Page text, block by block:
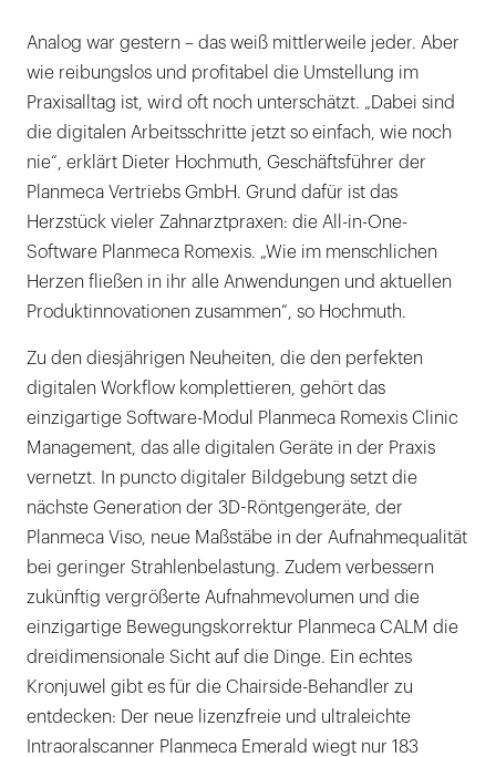
Analog war gestern – das weiß mittlerweile jeder. Aber
wie reibungslos und profitabel die Umstellung im
Praxisalltag ist, wird oft noch unterschätzt. „Dabei sind
die digitalen Arbeitsschritte jetzt so einfach, wie noch
nie“, erklärt Dieter Hochmuth, Geschäftsführer der
Planmeca Vertriebs GmbH. Grund dafür ist das
Herzstück vieler Zahnarztpraxen: die All-in-One-
Software Planmeca Romexis. „Wie im menschlichen
Herzen fließen in ihr alle Anwendungen und aktuellen
Produktinnovationen zusammen“, so Hochmuth.
Zu den diesjährigen Neuheiten, die den perfekten
digitalen Workflow komplettieren, gehört das
einzigartige Software-Modul Planmeca Romexis Clinic
Management, das alle digitalen Geräte in der Praxis
vernetzt. In puncto digitaler Bildgebung setzt die
nächste Generation der 3D-Röntgengeräte, der
Planmeca Viso, neue Maßstäbe in der Aufnahmequalität
bei geringer Strahlenbelastung. Zudem verbessern
zukünftig vergrößerte Aufnahmevolumen und die
einzigartige Bewegungskorrektur Planmeca CALM die
dreidimensionale Sicht auf die Dinge. Ein echtes
Kronjuwel gibt es für die Chairside-Behandler zu
entdecken: Der neue lizenzfreie und ultraleichte
Intraoralscanner Planmeca Emerald wiegt nur 183